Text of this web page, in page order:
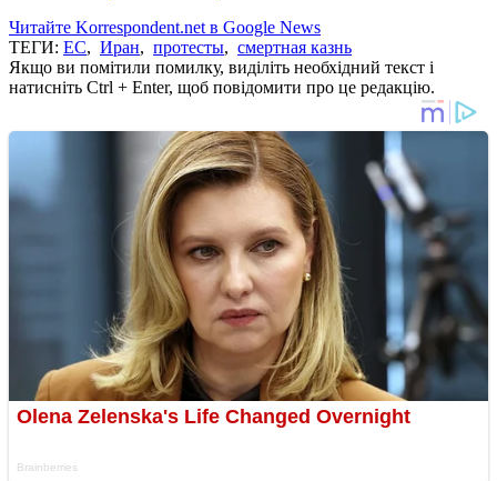
Читайте Korrespondent.net в Google News
ТЕГИ: ЕС, Иран, протесты, смертная казнь
Якщо ви помітили помилку, виділіть необхідний текст і
натисніть Ctrl + Enter, щоб повідомити про це редакцію.